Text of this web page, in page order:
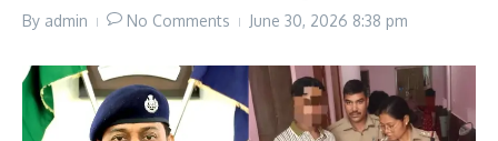
By admin No Comments June 30, 2026 8:38 pm